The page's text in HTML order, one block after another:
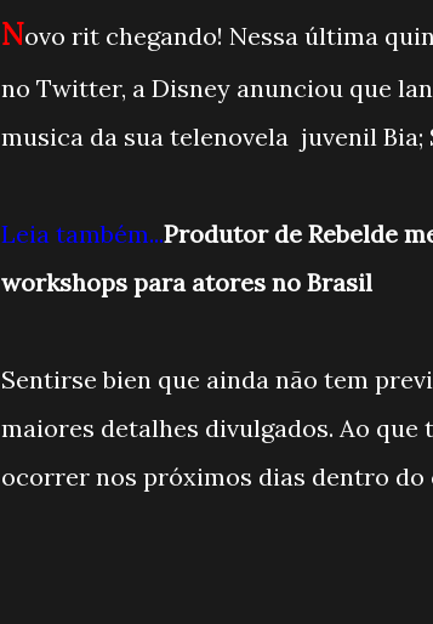
Novo rit chegando! Nessa última
no Twitter, a Disney anunciou que
musica da sua telenovela juvenil Bia;
Leia também...Produtor de Rebelde
workshops para atores no Brasil
Sentirse bien que ainda não tem
maiores detalhes divulgados. Ao
ocorrer nos próximos dias dentro do